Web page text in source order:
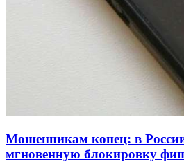
заключены контракты на
Мошенникам конец: в
мгновенную блокировку